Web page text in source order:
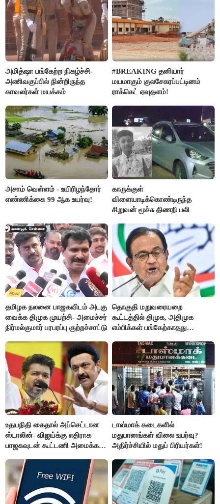
அமித்ஷா பங்கேற்ற நிகழ்ச்சி-
அணிவகுப்பில் நின்றிருந்த
காவலர்கள் மயக்கம்
#BREAKING தனியார்
மயமாகும் குலசேகரப்பட்டினம்
ராக்கெட் ஏவுதளம்!
அசாம் வெள்ளம் - உயிரிழந்தோர்
எண்ணிக்கை 99 ஆக உயர்வு!
காருக்குள்
விளையாடிக்கொண்டிருந்த
சிறுவன் மூச்சு திணறி பலி
தமிழக நலனை பாஜகவிடம் அடகு
வைக்க திமுக முயற்சி- அமைச்சர்
நிர்மல்குமார் பரபரப்பு குற்றச்சாட்டு
தொகுதி மறுவரையறை
கூட்டத்தில் திமுக, அதிமுக
எம்பிக்கள் பங்கேற்காதது
உதயநிதி கைதால் அப்செட்டான
ஸ்டாலின்- விஜய்க்கு எதிராக
பாஜகவுடன் கூட்டணி அமைக்க
டாஸ்மாக் கடைகளில்
மதுபானங்கள் விலை உயர்வு?
அதிர்ச்சியில் மதுப் பிரியர்கள்!